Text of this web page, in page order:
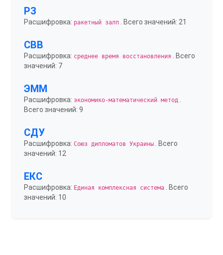
РЗ
Расшифровка: ракетный залп . Всего значений: 21
СВВ
Расшифровка: среднее время восстановления
. Всего
значений: 7
ЭММ
Расшифровка: экономико-математический метод
Всего значений: 9
СДУ
Расшифровка: Союз дипломатов Украины . Всего
значений: 12
ЕКС
Расшифровка: Единая комплексная система . Всего
значений: 10